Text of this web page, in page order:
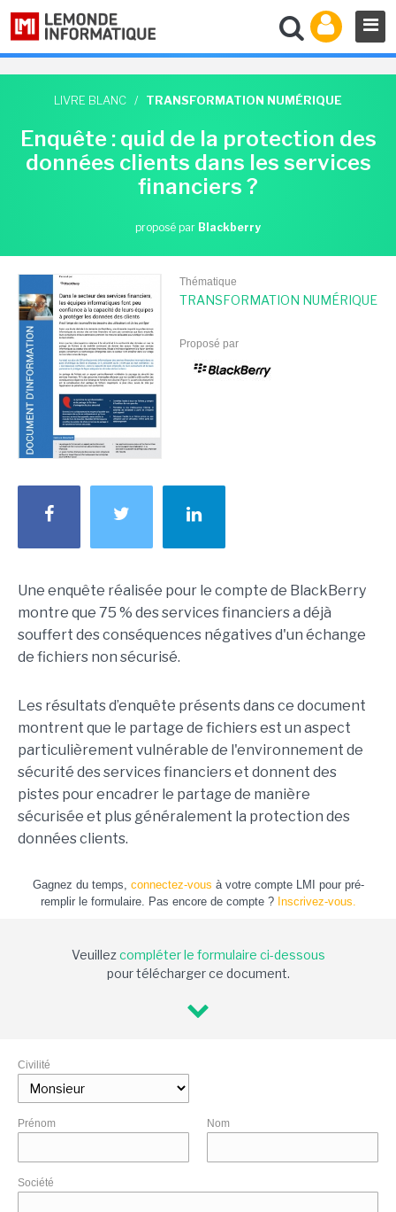
LIVRE BLANC / TRANSFORMATION NUMÉRIQUE
Enquête : quid de la protection des
données clients dans les services
financiers ?
proposé par Blackberry
Thématique
TRANSFORMATION NUMÉRIQUE
Proposé par
Une enquête réalisée pour le compte de BlackBerry
montre que 75 % des services financiers a déjà
souffert des conséquences négatives d'un échange
de fichiers non sécurisé.
Les résultats d’enquête présents dans ce document
montrent que le partage de fichiers est un aspect
particulièrement vulnérable de l'environnement de
sécurité des services financiers et donnent des
pistes pour encadrer le partage de manière
sécurisée et plus généralement la protection des
données clients.
Gagnez du temps, connectez-vous à votre compte LMI pour pré-
remplir le formulaire. Pas encore de compte ? Inscrivez-vous.
Veuillezcompléter le formulaire ci-dessous
pour télécharger ce document.
Civilité
Prénom Nom
Société